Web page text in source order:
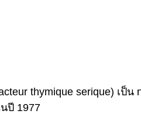
thymique serique) เป็น
ปี 1977